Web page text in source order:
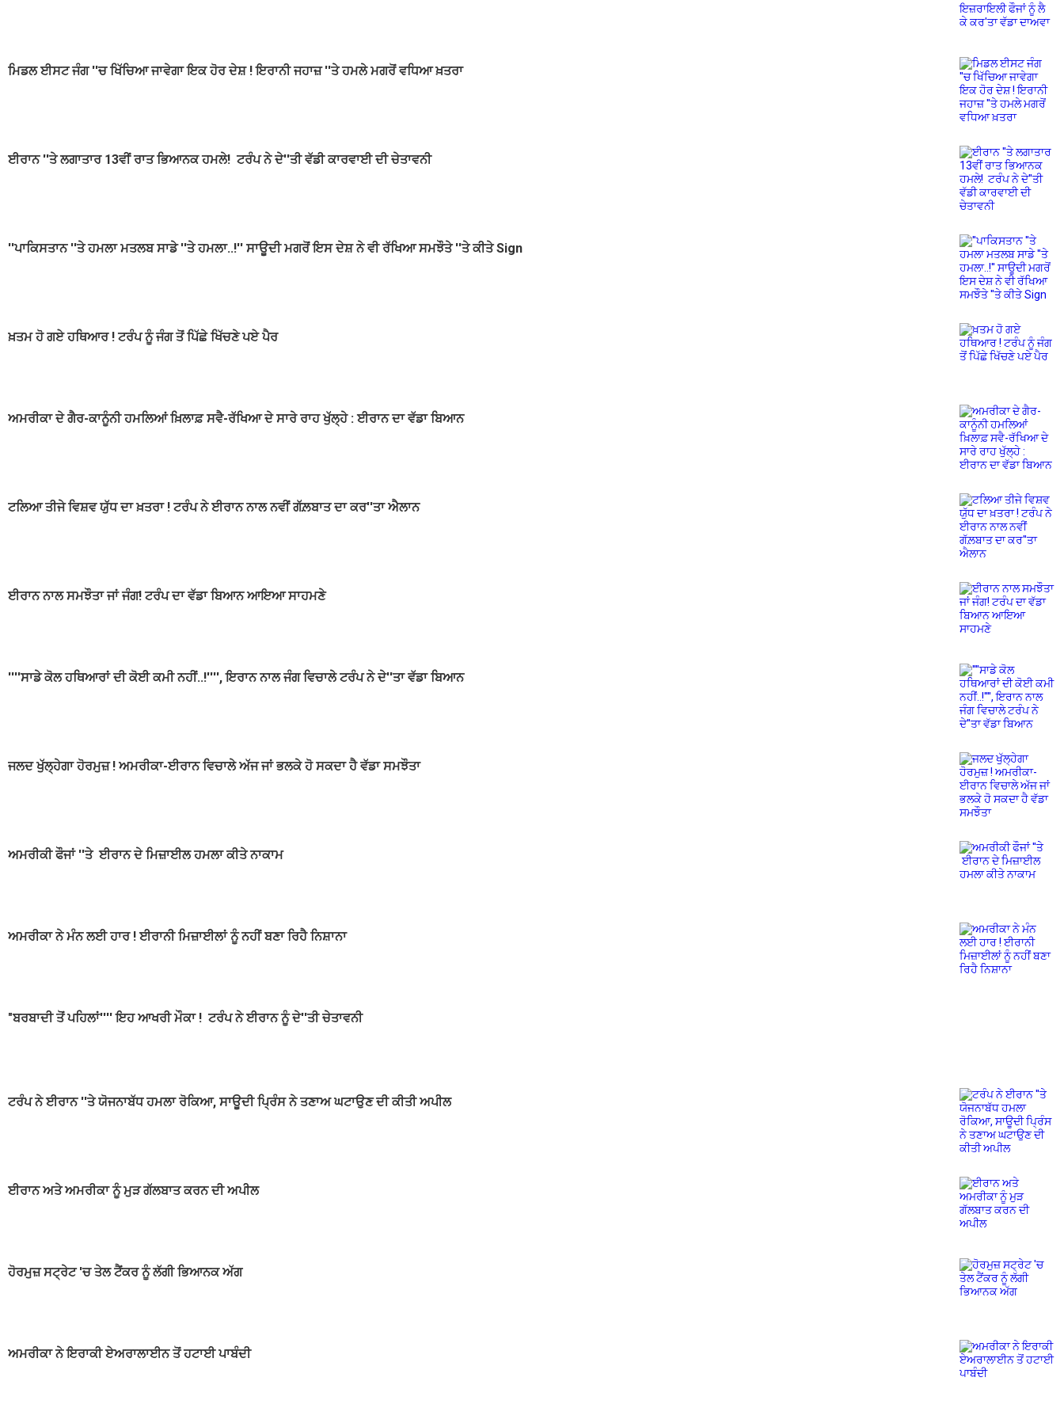
ਮਿਡਲ ਈਸਟ ਜੰਗ ''ਚ ਖਿੱਚਿਆ ਜਾਵੇਗਾ ਇਕ ਹੋਰ ਦੇਸ਼ ! ਇਰਾਨੀ ਜਹਾਜ਼ ''ਤੇ ਹਮਲੇ ਮਗਰੋਂ ਵਧਿਆ ਖ਼ਤਰਾ
ਈਰਾਨ ''ਤੇ ਲਗਾਤਾਰ 13ਵੀਂ ਰਾਤ ਭਿਆਨਕ ਹਮਲੇ! ਟਰੰਪ ਨੇ ਦੇ''ਤੀ ਵੱਡੀ ਕਾਰਵਾਈ ਦੀ ਚੇਤਾਵਨੀ
''ਪਾਕਿਸਤਾਨ ''ਤੇ ਹਮਲਾ ਮਤਲਬ ਸਾਡੇ ''ਤੇ ਹਮਲਾ..!'' ਸਾਊਦੀ ਮਗਰੋਂ ਇਸ ਦੇਸ਼ ਨੇ ਵੀ ਰੱਖਿਆ ਸਮਝੌਤੇ ''ਤੇ ਕੀਤੇ Sign
ਖ਼ਤਮ ਹੋ ਗਏ ਹਥਿਆਰ ! ਟਰੰਪ ਨੂੰ ਜੰਗ ਤੋਂ ਪਿੱਛੇ ਖਿੱਚਣੇ ਪਏ ਪੈਰ
ਅਮਰੀਕਾ ਦੇ ਗੈਰ-ਕਾਨੂੰਨੀ ਹਮਲਿਆਂ ਖ਼ਿਲਾਫ਼ ਸਵੈ-ਰੱਖਿਆ ਦੇ ਸਾਰੇ ਰਾਹ ਖੁੱਲ੍ਹੇ : ਈਰਾਨ ਦਾ ਵੱਡਾ ਬਿਆਨ
ਟਲਿਆ ਤੀਜੇ ਵਿਸ਼ਵ ਯੁੱਧ ਦਾ ਖ਼ਤਰਾ ! ਟਰੰਪ ਨੇ ਈਰਾਨ ਨਾਲ ਨਵੀਂ ਗੱਲ਼ਬਾਤ ਦਾ ਕਰ''ਤਾ ਐਲਾਨ
ਈਰਾਨ ਨਾਲ ਸਮਝੌਤਾ ਜਾਂ ਜੰਗ! ਟਰੰਪ ਦਾ ਵੱਡਾ ਬਿਆਨ ਆਇਆ ਸਾਹਮਣੇ
''''ਸਾਡੇ ਕੋਲ ਹਥਿਆਰਾਂ ਦੀ ਕੋਈ ਕਮੀ ਨਹੀਂ..!'''', ਇਰਾਨ ਨਾਲ ਜੰਗ ਵਿਚਾਲੇ ਟਰੰਪ ਨੇ ਦੇ''ਤਾ ਵੱਡਾ ਬਿਆਨ
ਜਲਦ ਖੁੱਲ੍ਹੇਗਾ ਹੋਰਮੁਜ਼ ! ਅਮਰੀਕਾ-ਈਰਾਨ ਵਿਚਾਲੇ ਅੱਜ ਜਾਂ ਭਲਕੇ ਹੋ ਸਕਦਾ ਹੈ ਵੱਡਾ ਸਮਝੌਤਾ
ਅਮਰੀਕੀ ਫੌਜਾਂ ''ਤੇ ਈਰਾਨ ਦੇ ਮਿਜ਼ਾਈਲ ਹਮਲਾ ਕੀਤੇ ਨਾਕਾਮ
ਅਮਰੀਕਾ ਨੇ ਮੰਨ ਲਈ ਹਾਰ ! ਈਰਾਨੀ ਮਿਜ਼ਾਈਲਾਂ ਨੂੰ ਨਹੀਂ ਬਣਾ ਰਿਹੈ ਨਿਸ਼ਾਨਾ
"ਬਰਬਾਦੀ ਤੋਂ ਪਹਿਲਾਂ'''' ਇਹ ਆਖਰੀ ਮੌਕਾ ! ਟਰੰਪ ਨੇ ਈਰਾਨ ਨੂੰ ਦੇ''ਤੀ ਚੇਤਾਵਨੀ
ਟਰੰਪ ਨੇ ਈਰਾਨ ''ਤੇ ਯੋਜਨਾਬੱਧ ਹਮਲਾ ਰੋਕਿਆ, ਸਾਊਦੀ ਪ੍ਰਿੰਸ ਨੇ ਤਣਾਅ ਘਟਾਉਣ ਦੀ ਕੀਤੀ ਅਪੀਲ
ਈਰਾਨ ਅਤੇ ਅਮਰੀਕਾ ਨੂੰ ਮੁੜ ਗੱਲਬਾਤ ਕਰਨ ਦੀ ਅਪੀਲ
ਹੋਰਮੁਜ਼ ਸਟ੍ਰੇਟ 'ਚ ਤੇਲ ਟੈਂਕਰ ਨੂੰ ਲੱਗੀ ਭਿਆਨਕ ਅੱਗ
ਅਮਰੀਕਾ ਨੇ ਇਰਾਕੀ ਏਅਰਾਲਾਈਨ ਤੋਂ ਹਟਾਈ ਪਾਬੰਦੀ